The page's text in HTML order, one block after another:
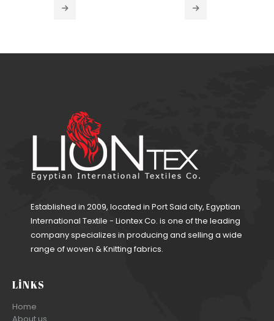
Established in 2009, located in Port Said city, Egyptian
International Textile - Liontex Co. is one of the leading
company specializes in producing and selling a wide
range of woven & Knitting fabrics.
LINKS
Home
About us